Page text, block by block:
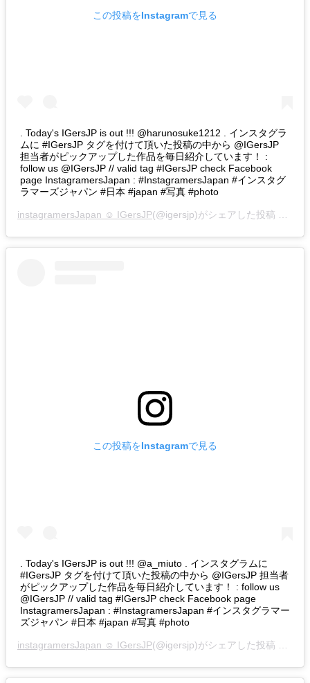
この投稿をInstagramで見る
. Today's IGersJP is out !!! @harunosuke1212 . インスタグラ
ムに #IGersJP タグを付けて頂いた投稿の中から @IGersJP
担当者がピックアップした作品を毎日紹介しています！ :
follow us @IGersJP // valid tag #IGersJP check Facebook
page InstagramersJapan : #InstagramersJapan #インスタグ
ラマーズジャパン #日本 #japan #写真 #photo
instagramersJapan ☺︎ IGersJP(@igersjp)がシェアした投稿 –
この投稿をInstagramで見る
. Today's IGersJP is out !!! @a_miuto . インスタグラムに
#IGersJP タグを付けて頂いた投稿の中から @IGersJP 担当者
がピックアップした作品を毎日紹介しています！ : follow us
@IGersJP // valid tag #IGersJP check Facebook page
InstagramersJapan : #InstagramersJapan #インスタグラマー
ズジャパン #日本 #japan #写真 #photo
instagramersJapan ☺︎ IGersJP(@igersjp)がシェアした投稿 –